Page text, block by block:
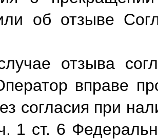
об отзыве
отзыва
вправе
согласия при
1 ст. 6